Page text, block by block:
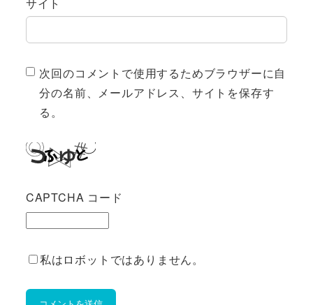
サイト
次回のコメントで使用するためブラウザーに自
分の名前、メールアドレス、サイトを保存す
る。
CAPTCHA コード
私はロボットではありません。